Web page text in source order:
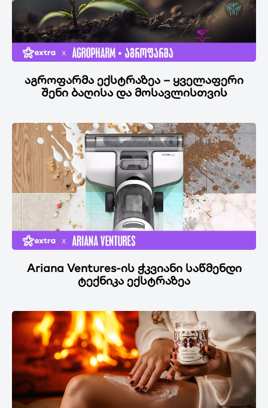
აგროფარმა ექსტრაზეა – ყველაფერი
შენი ბაღისა და მოსავლისთვის
Ariana Ventures-ის ჭკვიანი საწმენდი
ტექნიკა ექსტრაზეა